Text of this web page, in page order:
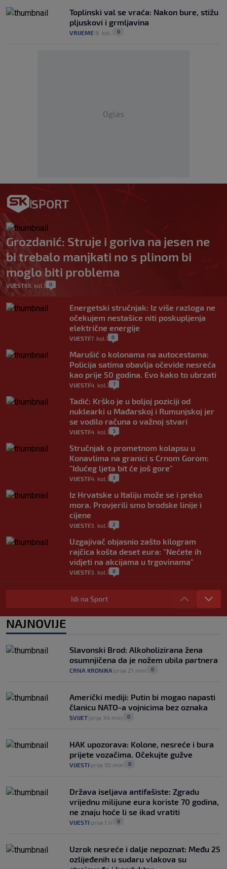
Toplinski val se vraća: Nakon bure, stižu
pljuskovi i grmljavina
VRIJEME 8. kol. 0
Oglas
SPORT
Grozdanić: Struje i goriva na jesen ne
bi trebalo manjkati no s plinom bi
moglo biti problema
VIJESTI 8. kol. 0
Energetski stručnjak: Iz više razloga ne
očekujem nestašice niti poskupljenja
električne energije
VIJESTI 7. kol. 0
Marušić o kolonama na autocestama:
Policija satima obavlja očevide nesreća
kao prije 50 godina. Evo kako to ubrzati
VIJESTI 4. kol. 7
Tadić: Krško je u boljoj poziciji od
nuklearki u Mađarskoj i Rumunjskoj jer
se vodilo računa o važnoj stvari
VIJESTI 4. kol. 5
Stručnjak o prometnom kolapsu u
Konavlima na granici s Crnom Gorom:
"Idućeg ljeta bit će još gore"
VIJESTI 4. kol. 3
Iz Hrvatske u Italiju može se i preko
mora. Provjerili smo brodske linije i
cijene
VIJESTI 3. kol. 2
Uzgajivač objasnio zašto kilogram
rajčica košta deset eura: "Nećete ih
vidjeti na akcijama u trgovinama"
VIJESTI 3. kol. 8
Selidba je jedno od stresnijih iskustava.
Evo aktualnih cijena i nekoliko savjeta
0
automobilom na Hvar iz Zagreba, a
koliko iz Osijeka
2. kol. 14
Idi na Sport
NAJNOVIJE
Slavonski Brod: Alkoholizirana žena
osumnjičena da je nožem ubila partnera
CRNA KRONIKA prije 21 min 0
Američki mediji: Putin bi mogao napasti
članicu NATO-a vojnicima bez oznaka
SVIJET prije 34 min 0
HAK upozorava: Kolone, nesreće i bura
prijete vozačima. Očekujte gužve
VIJESTI prije 50 min 0
Država iseljava antifašiste: Zgradu
vrijednu milijune eura koriste 70 godina,
ne znaju hoće li se ikad vratiti
VIJESTI prije 1 h 0
Uzrok nesreće i dalje nepoznat: Među 25
ozlijeđenih u sudaru vlakova su